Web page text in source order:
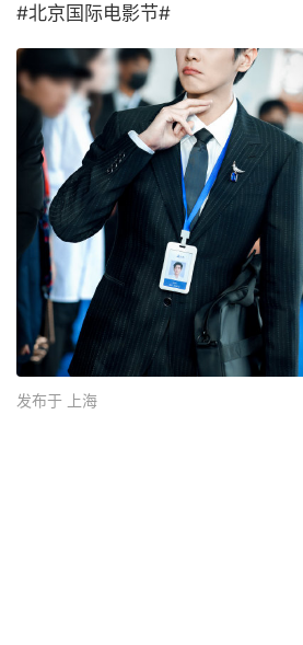
#北京国际电影节# ​
发布于 上海